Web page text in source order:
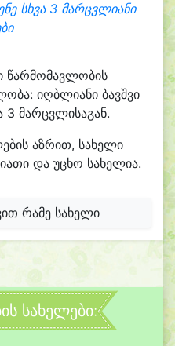
სხვა 3 მარცვლიანი
წარმომავლობის
იღბლიანი ბავშვი
3 მარცვლისაგან.
აზრით, სახელი
და უცხო სახელია.
რამე სახელი
სახელები: